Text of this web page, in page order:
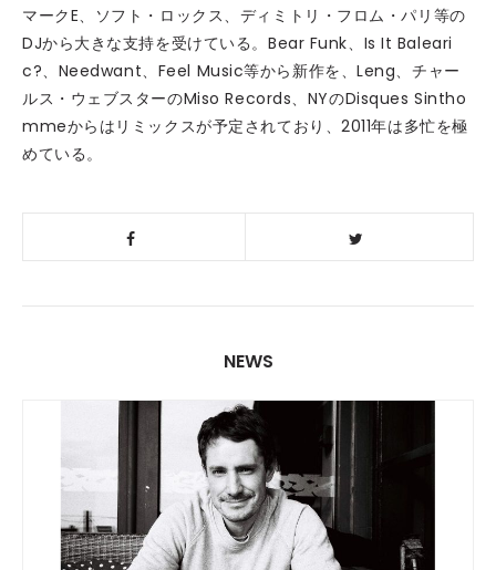
マークE、ソフト・ロックス、ディミトリ・フロム・パリ等の
DJから大きな支持を受けている。Bear Funk、Is It Baleari
c?、Needwant、Feel Music等から新作を、Leng、チャー
ルス・ウェブスターのMiso Records、NYのDisques Sintho
mmeからはリミックスが予定されており、2011年は多忙を極
めている。
NEWS